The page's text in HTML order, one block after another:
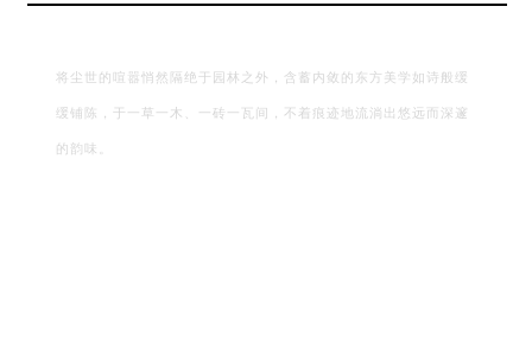
将尘世的喧嚣悄然隔绝于园林之外，含蓄内敛的东方美学如诗般缓
缓铺陈，于一草一木、一砖一瓦间，不着痕迹地流淌出悠远而深邃
的韵味。